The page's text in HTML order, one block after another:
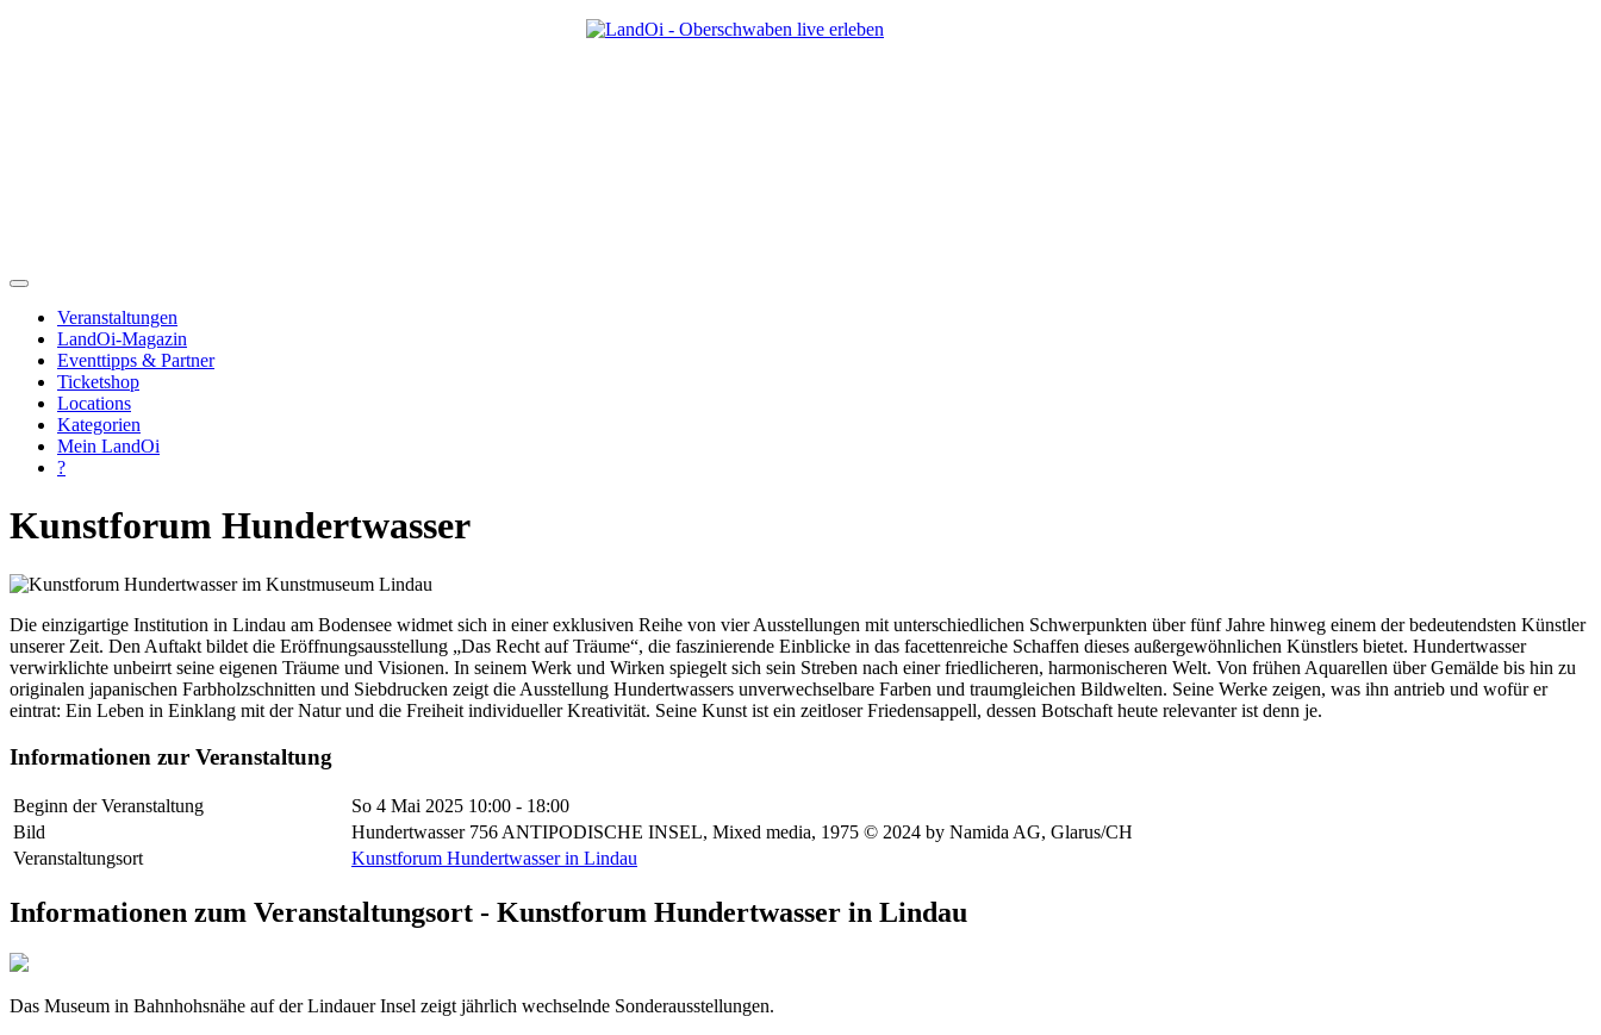
Veranstaltungen
LandOi-Magazin
Eventtipps & Partner
Ticketshop
Locations
Kategorien
Mein LandOi
?
Kunstforum Hundertwasser
Die einzigartige Institution in Lindau am Bodensee widmet sich in einer exklusiven Reihe von vier Ausstellungen mit unterschiedlichen Schwerpunkten über fünf Jahre hinweg einem der bedeutendsten Künstler
unserer Zeit. Den Auftakt bildet die Eröffnungsausstellung „Das Recht auf Träume“, die faszinierende Einblicke in das facettenreiche Schaffen dieses außergewöhnlichen Künstlers bietet. Hundertwasser
verwirklichte unbeirrt seine eigenen Träume und Visionen. In seinem Werk und Wirken spiegelt sich sein Streben nach einer friedlicheren, harmonischeren Welt. Von frühen Aquarellen über Gemälde bis hin zu
originalen japanischen Farbholzschnitten und Siebdrucken zeigt die Ausstellung Hundertwassers unverwechselbare Farben und traumgleichen Bildwelten. Seine Werke zeigen, was ihn antrieb und wofür er
eintrat: Ein Leben in Einklang mit der Natur und die Freiheit individueller Kreativität. Seine Kunst ist ein zeitloser Friedensappell, dessen Botschaft heute relevanter ist denn je.
Informationen zur Veranstaltung
Beginn der Veranstaltung So 4 Mai 2025 10:00 - 18:00
Bild
Hundertwasser 756 ANTIPODISCHE INSEL, Mixed media, 1975 © 2024 by Namida AG, Glarus/CH
Veranstaltungsort
Kunstforum Hundertwasser in Lindau
Informationen zum Veranstaltungsort - Kunstforum Hundertwasser in Lindau
Das Museum in Bahnhohsnähe auf der Lindauer Insel zeigt jährlich wechselnde Sonderausstellungen.